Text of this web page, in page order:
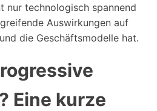
nur technologisch spannend
Auswirkungen auf
die Geschäftsmodelle hat.
Eine kurze